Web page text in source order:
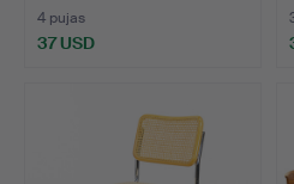
4 pujas
37 USD